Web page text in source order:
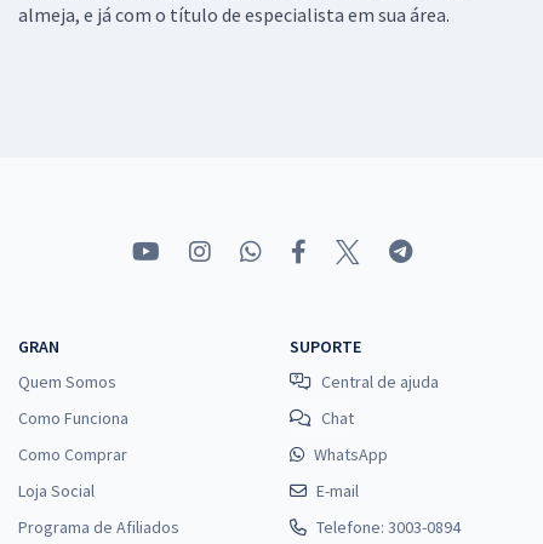
almeja, e já com o título de especialista em sua área.
GRAN
Quem Somos
Como Funciona
Como Comprar
Loja Social
Programa de Afiliados
SUPORTE
Central de ajuda
Chat
WhatsApp
E-mail
Telefone: 3003-0894